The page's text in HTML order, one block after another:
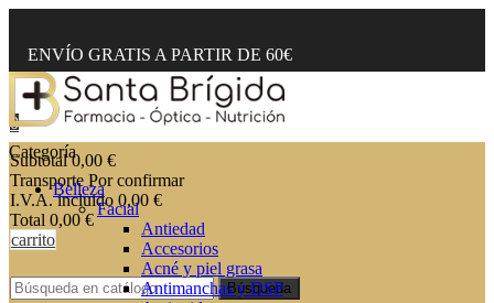
ENVÍO GRATIS A PARTIR DE 60€
0
Subtotal 0,00 €
Transporte Por confirmar
I.V.A. incluido 0,00 €
Total 0,00 €
carrito
Búsqueda
Categoría
Belleza
Facial
Antiedad
Accesorios
Acné y piel grasa
Antimanchas y DSP